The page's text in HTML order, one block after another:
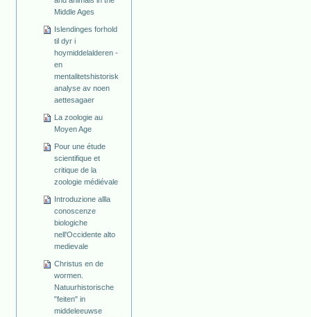
Middle Ages
Islendinges forhold
til dyr i
hoymiddelalderen -
en
mentalitetshistorisk
analyse av noen
aettesagaer
La zoologie au
Moyen Age
Pour une étude
scientifique et
critique de la
zoologie médiévale
Introduzione allla
conoscenze
biologiche
nell'Occidente alto
medievale
Christus en de
wormen.
Natuurhistorische
"feiten" in
middeleeuwse